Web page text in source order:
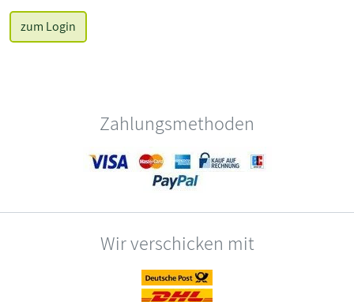
zum Login
Zahlungsmethoden
Wir verschicken mit